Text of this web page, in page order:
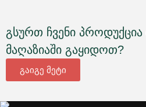
გსურთ ჩვენი პროდუქცია
მაღაზიაში გაყიდოთ?
გაიგე მეტი